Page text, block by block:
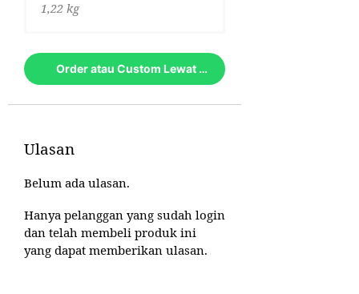
1,22 kg
Order atau Custom Lewat Whatsapp
Ulasan
Belum ada ulasan.
Hanya pelanggan yang sudah login
dan telah membeli produk ini
yang dapat memberikan ulasan.